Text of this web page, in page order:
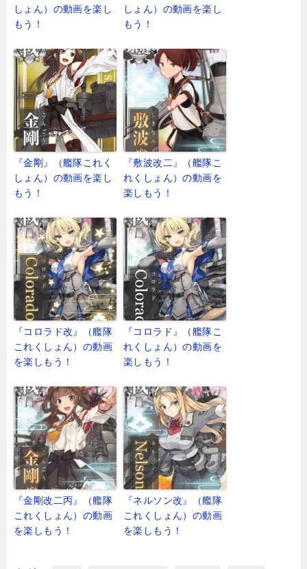
しょん）の動画を楽し
もう！
しょん）の動画を楽し
もう！
『金剛』（艦隊これく
しょん）の動画を楽し
もう！
『敷波改二』（艦隊こ
れくしょん）の動画を
楽しもう！
『コロラド改』（艦隊
これくしょん）の動画
を楽しもう！
『コロラド』（艦隊こ
れくしょん）の動画を
楽しもう！
『金剛改二丙』（艦隊
これくしょん）の動画
を楽しもう！
『ネルソン改』（艦隊
これくしょん）の動画
を楽しもう！